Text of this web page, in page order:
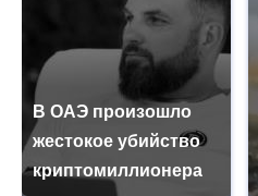
В ОАЭ произошло
жестокое убийство
криптомиллионера